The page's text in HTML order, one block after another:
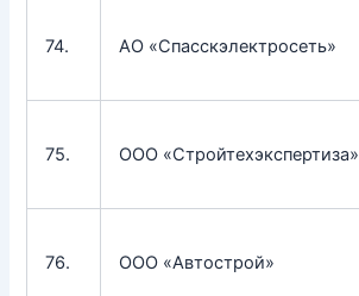
74. АО «Спасскэлектросеть»
75. ООО «Стройтехэкспертиза»
76. ООО «Автострой»